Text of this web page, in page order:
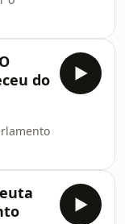
edo
sem